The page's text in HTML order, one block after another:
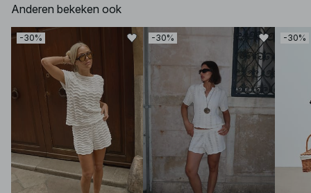
Anderen bekeken ook
-30% -30% -30%